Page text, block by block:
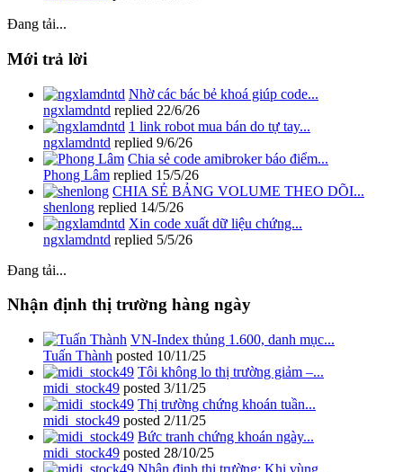
Đang tải...
Mới trả lời
Nhờ các bác bẻ khoá giúp code...
ngxlamdntd replied 22/6/26
1 link robot mua bán do tự tay...
ngxlamdntd replied 9/6/26
Chia sẻ code amibroker báo điểm...
Phong Lâm replied 15/5/26
CHIA SẺ BẢNG VOLUME THEO DÕI...
shenlong replied 14/5/26
Xin code xuất dữ liệu chứng...
ngxlamdntd replied 5/5/26
Đang tải...
Nhận định thị trường hàng ngày
VN-Index thủng 1.600, danh mục...
Tuấn Thành posted 10/11/25
Tôi không lo thị trường giảm –...
midi_stock49 posted 3/11/25
Thị trường chứng khoán tuần...
midi_stock49 posted 2/11/25
Bức tranh chứng khoán ngày...
midi_stock49 posted 28/10/25